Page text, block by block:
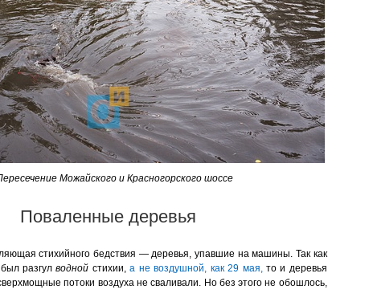
Можайского и Красногорского шоссе
Поваленные деревья
стихийного бедствия — деревья, упавшие на машины. Так как
разгулводной стихии,а не воздушной, как 29 мая,то и деревья
потоки воздуха не сваливали. Но без этого не обошлось,